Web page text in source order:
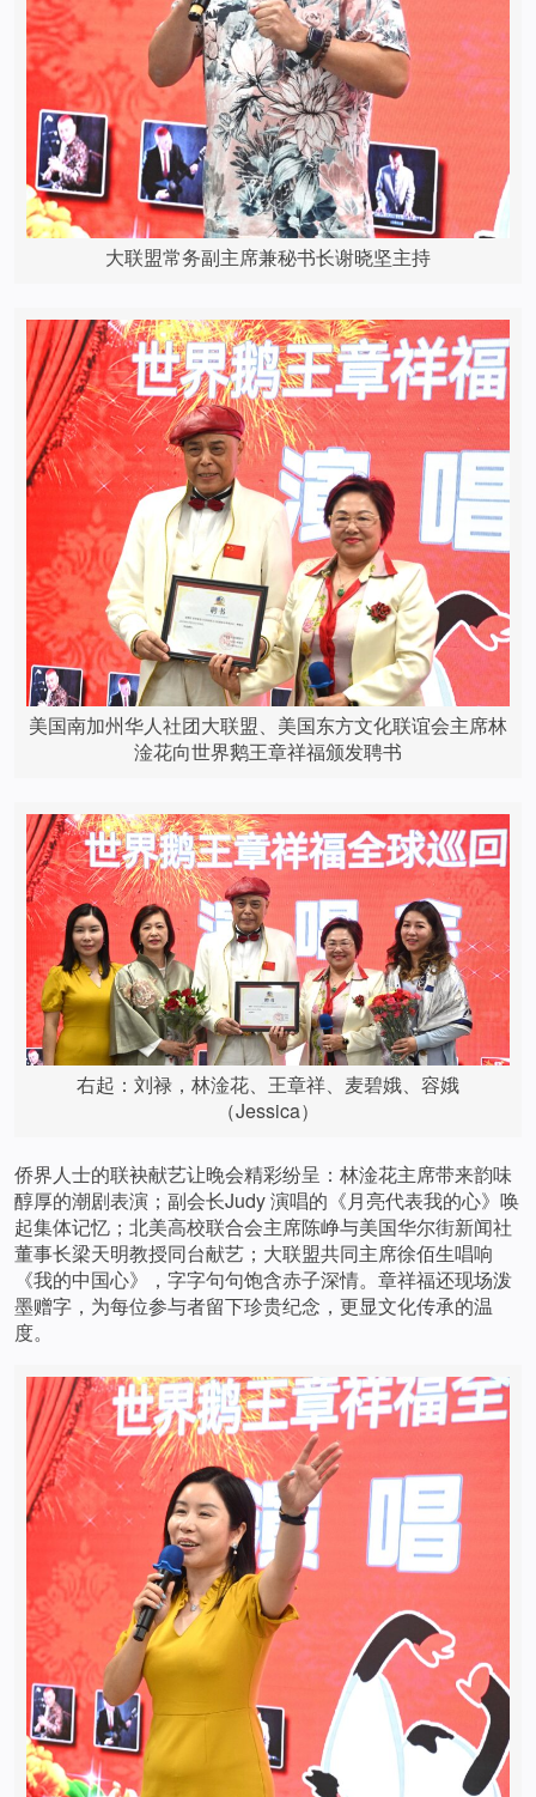
大联盟常务副主席兼秘书长谢晓坚主持
美国南加州华人社团大联盟、美国东方文化联谊会主席林
淦花向世界鹅王章祥福颁发聘书
右起：刘禄，林淦花、王章祥、麦碧娥、容娥
（Jessica）
侨界人士的联袂献艺让晚会精彩纷呈：林淦花主席带来韵味
醇厚的潮剧表演；副会长Judy 演唱的《月亮代表我的心》唤
起集体记忆；北美高校联合会主席陈峥与美国华尔街新闻社
董事长梁天明教授同台献艺；大联盟共同主席徐佰生唱响
《我的中国心》，字字句句饱含赤子深情。章祥福还现场泼
墨赠字，为每位参与者留下珍贵纪念，更显文化传承的温
度。